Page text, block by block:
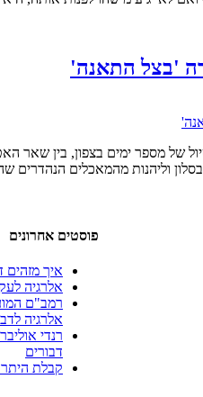
'בצל התאנה'
של מספר ימים בצפון, בין שאר
וליהנות מהמאכלים הנהדרים
פוסטים אחרונים
איך מזהים
אלרגיה
רמב"ם
אלרגיה
רנדי
דבורים
קבלת היתר